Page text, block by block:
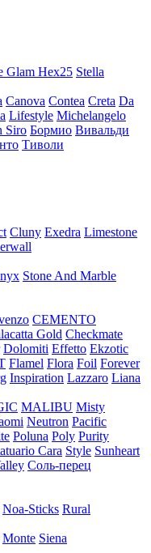
Glam Hex25 Stella
Canova Contea Creta Da
Lifestyle Michelangelo
Siro Бормио Вивальди
Тиволи
Cluny Exedra Limestone
Stone And Marble
CEMENTO
Gold Checkmate
Dolomiti Effetto Ekzotic
Flamel Flora Foil Forever
Inspiration Lazzaro Liana
MALIBU Misty
Neutron Pacific
Poluna Poly Purity
Cara Style Sunheart
Соль-перец
Noa-Sticks Rural
Monte Siena